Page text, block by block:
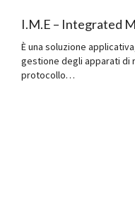
I.M.E – Integrated
È una soluzione
gestione degli apparati di
protocollo…